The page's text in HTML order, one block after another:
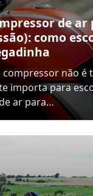
de ar
como
compressor não é
importa para
ar para…